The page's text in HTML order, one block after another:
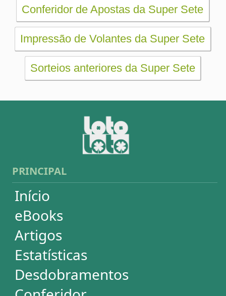
SORTEIOS
Mega-Sena
Lotofácil
Quina
Dupla-Sena
Lotomania
Loteria Federal
Loteca
Lotogol
Powerball
Mega Millions
Euromillions